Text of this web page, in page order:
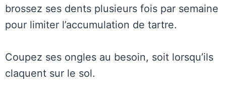
brossez ses dents plusieurs fois par semaine
pour limiter l’accumulation de tartre.
Coupez ses ongles au besoin, soit lorsqu’ils
claquent sur le sol.